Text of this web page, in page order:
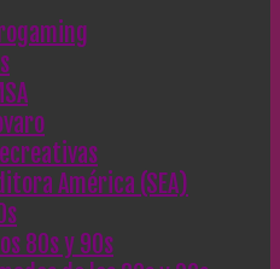
América (SEA)
80s y 90s